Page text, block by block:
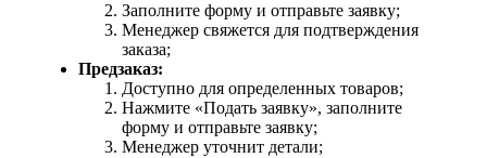
Заполните форму и отправьте заявку;
Менеджер свяжется для подтверждения
заказа;
Предзаказ:
Доступно для определенных товаров;
Нажмите «Подать заявку», заполните
форму и отправьте заявку;
Менеджер уточнит детали;